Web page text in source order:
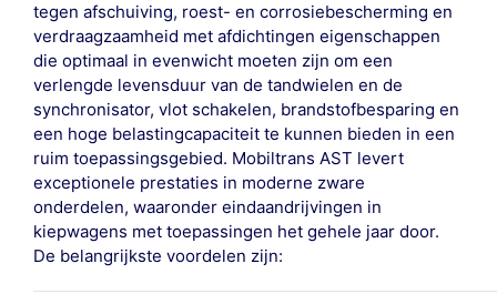
tegen afschuiving, roest- en corrosiebescherming en
verdraagzaamheid met afdichtingen eigenschappen
die optimaal in evenwicht moeten zijn om een
verlengde levensduur van de tandwielen en de
synchronisator, vlot schakelen, brandstofbesparing en
een hoge belastingcapaciteit te kunnen bieden in een
ruim toepassingsgebied. Mobiltrans AST levert
exceptionele prestaties in moderne zware
onderdelen, waaronder eindaandrijvingen in
kiepwagens met toepassingen het gehele jaar door.
De belangrijkste voordelen zijn: